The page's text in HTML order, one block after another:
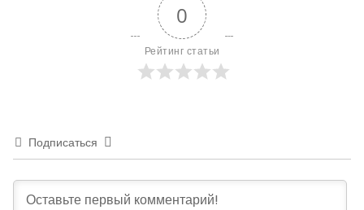
0
Рейтинг статьи
Подписаться